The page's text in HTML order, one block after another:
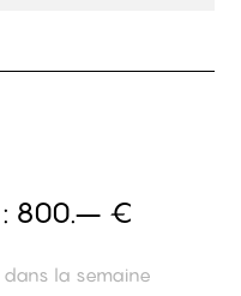
800.– €
dans la semaine